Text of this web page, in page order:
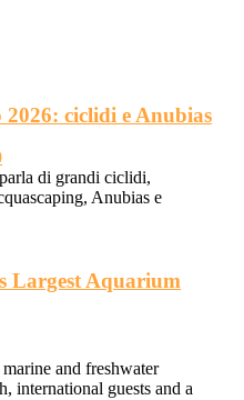
ciclidi e Anubias
di grandi ciclidi,
Anubias e
Largest Aquarium
and freshwater
international guests and a